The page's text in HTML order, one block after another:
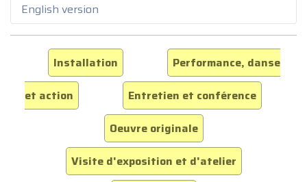
English version
Installation
Performance, danse
et action
Entretien et conférence
Oeuvre originale
Visite d'exposition et d'atelier